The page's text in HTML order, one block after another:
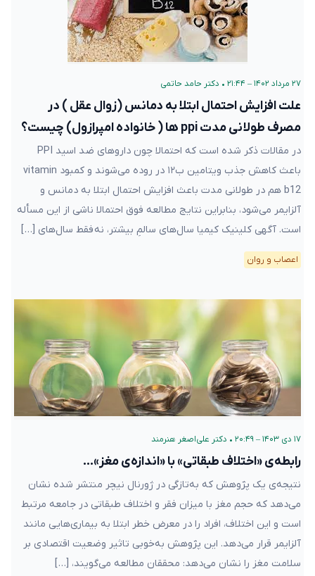
۲۷ مرداد ۱۴۰۲ – ۲۱:۴۴ • دکتر حامد حاتمی
علت افزایش احتمال ابتلا به دمانس (زوال عقل ) در
مصرف طولانی مدت ppi ها ( خانواده امپرازول) چیست؟
در مقالات ذکر شده است که احتمالا چون داروهای ضد اسید PPI
باعث کاهش جذب ویتامین ب۱۲ در روده می‌شوند و کمبود vitamin
b12 هم در طولانی مدت باعث افزایش احتمال ابتلا به دمانس و
آلزایمر می‌شود، بنابراین نتایج مطالعه فوق احتمالا ناشی از این مسأله
است. آگهی کلینیک کیمیا سال‌های سالمِ بیشتر، نه فقط سال‌های […]
اعصاب و روان
۱۷ دی ۱۴۰۳ – ۲۰:۴۹ • دکتر علی‌اصغر هنرمند
رابطه‌ی «اختلاف طبقاتی» با «اندازه‌ی مغز»…
نتیجه‌ی یک پژوهش که به‌تازگی در ژورنال نیچر منتشر شده نشان
می‌دهد که حجم مغز با میزان فقر و اختلاف طبقاتی در جامعه مرتبط
است و این اختلاف، افراد را در معرض خطر ابتلا به بیماری‌هایی مانند
آلزایمر قرار می‌دهد. این پژوهش به‌خوبی تاثیر وضعیت اقتصادی بر
سلامت مغز را نشان می‌دهد: محققان مطالعه می‌گویند، […]